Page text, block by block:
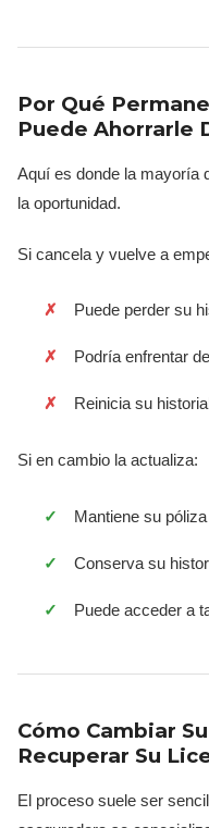
Por Qué
Puede Ahorrarle
Aquí es donde la mayoría
la oportunidad.
Si cancela y vuelve a
Puede perder su
Podría enfrentar
Reinicia su
Si en cambio la actualiza:
Mantiene su
Conserva su
Puede acceder a
Cómo Cambiar
Recuperar Su
El proceso suele ser